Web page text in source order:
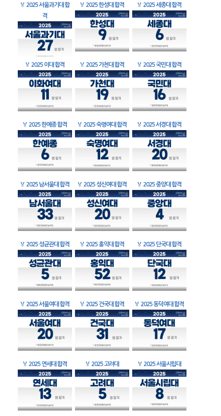
🏅 2025 서울과기대 합
격
🏅 2025 한성대 합격 🏅 2025 세종대 합격
🏅 2025 이대 합격 🏅 2025 가천대 합격 🏅 2025 국민대 합격
🏅 2025 한예종 합격 🏅 2025 숙명여대 합격 🏅 2025 서경대 합격
🏅 2025 남서울대 합격 🏅 2025 성신여대 합격 🏅 2025 중앙대 합격
🏅 2025 성균관대 합격 🏅 2025 홍익대 합격 🏅 2025 단국대 합격
🏅 2025 서울여대 합격 🏅 2025 건국대 합격 🏅 2025 동덕여대 합격
🏅 2025 연세대 합격 🏅 2025 고려대 🏅 2025 서울시립대